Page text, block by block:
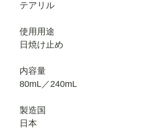
テアリル
使用用途
日焼け止め
内容量
80mL／240mL
製造国
日本